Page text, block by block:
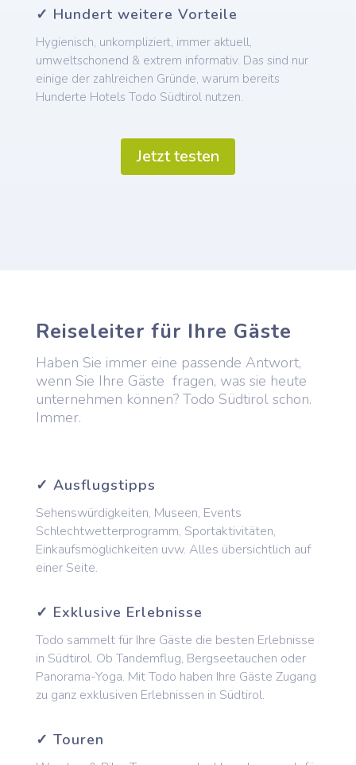
✓ Hundert weitere Vorteile
Hygienisch, unkompliziert, immer aktuell,
umweltschonend & extrem informativ. Das sind nur
einige der zahlreichen Gründe, warum bereits
Hunderte Hotels Todo Südtirol nutzen.
Jetzt testen
Reiseleiter für Ihre Gäste
Haben Sie immer eine passende Antwort,
wenn Sie Ihre Gäste fragen, was sie heute
unternehmen können? Todo Südtirol schon.
Immer.
✓ Ausflugstipps
Sehenswürdigkeiten, Museen, Events
Schlechtwetterprogramm, Sportaktivitäten,
Einkaufsmöglichkeiten uvw. Alles übersichtlich auf
einer Seite.
✓ Exklusive Erlebnisse
Todo sammelt für Ihre Gäste die besten Erlebnisse
in Südtirol. Ob Tandemflug, Bergseetauchen oder
Panorama-Yoga. Mit Todo haben Ihre Gäste Zugang
zu ganz exklusiven Erlebnissen in Südtirol.
✓ Touren